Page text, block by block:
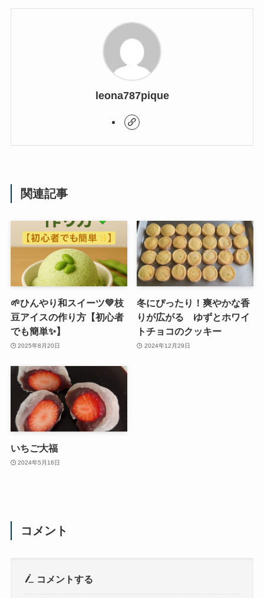
leona787pique
関連記事
🌱ひんやり和スイーツ💚枝
豆アイスの作り方【初心者
でも簡単✨】
2025年8月20日
冬にぴったり！爽やかな香
りが広がる ゆずとホワイ
トチョコのクッキー
2024年12月29日
いちご大福
2024年5月16日
コメント
コメントする